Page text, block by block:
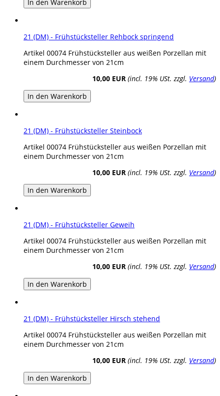
In den Warenkorb
21 (DM) - Frühstücksteller Rehbock springend
Artikel 00074 Frühstücksteller aus weißen Porzellan mit
einem Durchmesser von 21cm
10,00 EUR (incl. 19% USt. zzgl. Versand)
In den Warenkorb
21 (DM) - Frühstücksteller Steinbock
Artikel 00074 Frühstücksteller aus weißen Porzellan mit
einem Durchmesser von 21cm
10,00 EUR (incl. 19% USt. zzgl. Versand)
In den Warenkorb
21 (DM) - Frühstücksteller Geweih
Artikel 00074 Frühstücksteller aus weißen Porzellan mit
einem Durchmesser von 21cm
10,00 EUR (incl. 19% USt. zzgl. Versand)
In den Warenkorb
21 (DM) - Frühstücksteller Hirsch stehend
Artikel 00074 Frühstücksteller aus weißen Porzellan mit
einem Durchmesser von 21cm
10,00 EUR (incl. 19% USt. zzgl. Versand)
In den Warenkorb